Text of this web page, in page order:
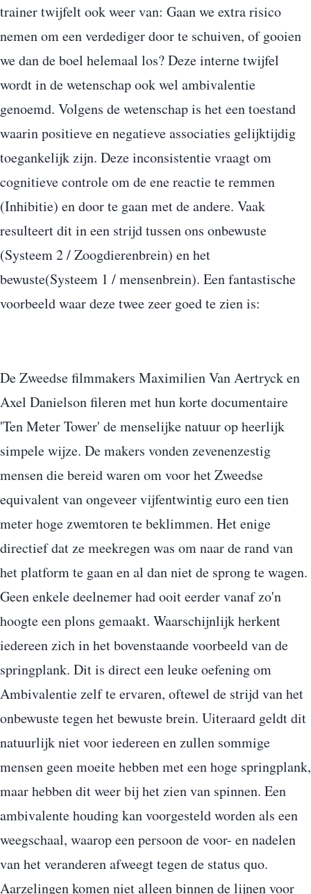
trainer twijfelt ook weer van: Gaan we extra risico
nemen om een verdediger door te schuiven, of gooien
we dan de boel helemaal los? Deze interne twijfel
wordt in de wetenschap ook wel ambivalentie
genoemd. Volgens de wetenschap is het een toestand
waarin positieve en negatieve associaties gelijktijdig
toegankelijk zijn. Deze inconsistentie vraagt om
cognitieve controle om de ene reactie te remmen
(Inhibitie) en door te gaan met de andere. Vaak
resulteert dit in een strijd tussen ons onbewuste
(Systeem 2 / Zoogdierenbrein) en het
bewuste(Systeem 1 / mensenbrein). Een fantastische
voorbeeld waar deze twee zeer goed te zien is:
De Zweedse filmmakers Maximilien Van Aertryck en
Axel Danielson fileren met hun korte documentaire
'Ten Meter Tower' de menselijke natuur op heerlijk
simpele wijze. De makers vonden zevenenzestig
mensen die bereid waren om voor het Zweedse
equivalent van ongeveer vijfentwintig euro een tien
meter hoge zwemtoren te beklimmen. Het enige
directief dat ze meekregen was om naar de rand van
het platform te gaan en al dan niet de sprong te wagen.
Geen enkele deelnemer had ooit eerder vanaf zo'n
hoogte een plons gemaakt. Waarschijnlijk herkent
iedereen zich in het bovenstaande voorbeeld van de
springplank. Dit is direct een leuke oefening om
Ambivalentie zelf te ervaren, oftewel de strijd van het
onbewuste tegen het bewuste brein. Uiteraard geldt dit
natuurlijk niet voor iedereen en zullen sommige
mensen geen moeite hebben met een hoge springplank,
maar hebben dit weer bij het zien van spinnen. Een
ambivalente houding kan voorgesteld worden als een
weegschaal, waarop een persoon de voor- en nadelen
van het veranderen afweegt tegen de status quo.
Aarzelingen komen niet alleen binnen de lijnen voor